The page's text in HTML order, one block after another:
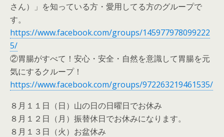
さん）」を知っている方・愛用してる方のグループで
す。
https://www.facebook.com/groups/145977978099222
5/
②胃腸がすべて！安心・安全・自然を意識して胃腸を元
気にするクループ！
https://www.facebook.com/groups/972263219461535/
８月１１日（日）山の日の日曜日でお休み
８月１２日（月）振替休日でお休みになります。
８月１３日（火）お盆休み